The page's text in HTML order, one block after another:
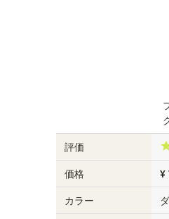
本体の広がりを抑える
の棚受け金具を使用する
好みの位置に移動でき
評価
価格
¥
カラー